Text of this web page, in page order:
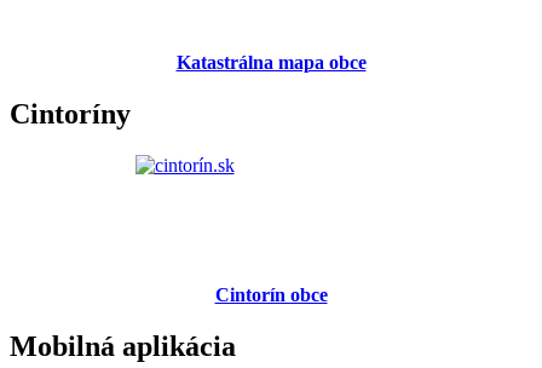
Katastrálna mapa obce
Cintoríny
Cintorín obce
Mobilná aplikácia